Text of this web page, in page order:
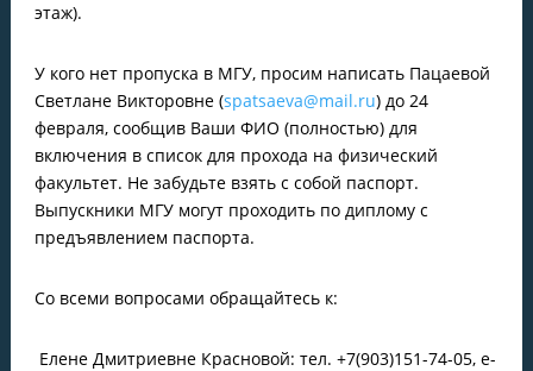
этаж).
У кого нет пропуска в МГУ, просим написать Пацаевой
Светлане Викторовне (spatsaeva@mail.ru) до 24
февраля, сообщив Ваши ФИО (полностью) для
включения в список для прохода на физический
факультет. Не забудьте взять с собой паспорт.
Выпускники МГУ могут проходить по диплому с
предъявлением паспорта.
Со всеми вопросами обращайтесь к:
Елене Дмитриевне Красновой: тел. +7(903)151-74-05, e-